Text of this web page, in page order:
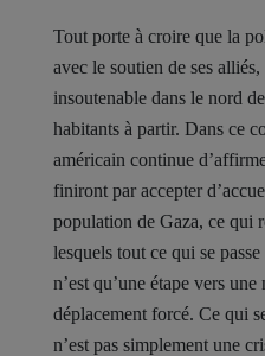
Tout porte à croire que la
avec le soutien de ses
insoutenable dans le nord
habitants à partir. Dans ce
américain continue
finiront par accepter
population de Gaza, ce qui
lesquels tout ce qui se
n’est qu’une étape vers
déplacement forcé. Ce qui
n’est pas simplement une